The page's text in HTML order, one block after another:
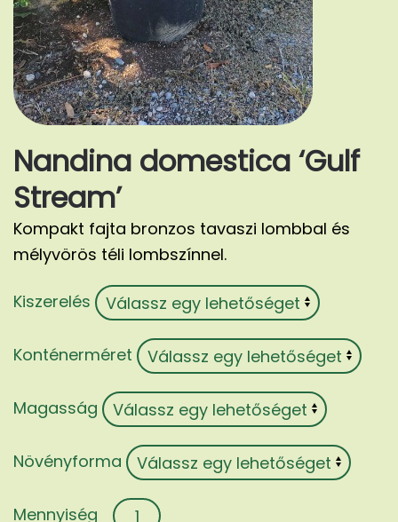
Nandina domestica ‘Gulf
Stream’
Kompakt fajta bronzos tavaszi lombbal és
mélyvörös téli lombszínnel.
Kiszerelés
Konténerméret
Magasság
Növényforma
Nandina